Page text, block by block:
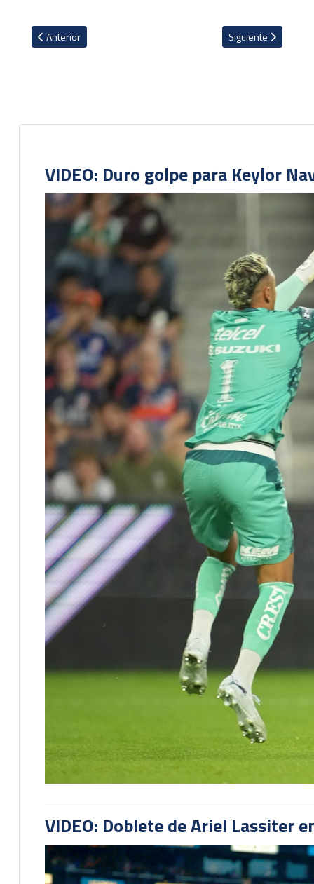
Artículo anterior: El mensaje de Kenneth Vargas ante la falta de
Anterior Artículo siguiente:
Siguiente
VIDEO: Duro golpe para Keylor
VIDEO: Doblete de Ariel Lassiter